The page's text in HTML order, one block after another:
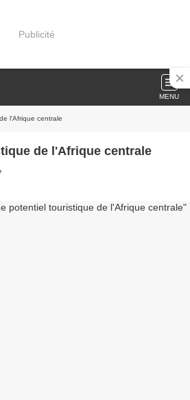
Publicité
MENU
l'Afrique centrale
de l'Afrique centrale